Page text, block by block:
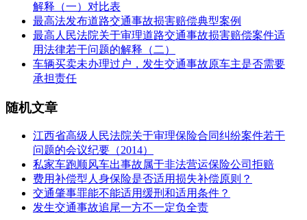
解释（一）对比表
最高法发布道路交通事故损害赔偿典型案例
最高人民法院关于审理道路交通事故损害赔偿案件适
用法律若干问题的解释（二）
车辆买卖未办理过户，发生交通事故原车主是否需要
承担责任
随机文章
江西省高级人民法院关于审理保险合同纠纷案件若干
问题的会议纪要（2014）
私家车跑顺风车出事故属于非法营运保险公司拒赔
费用补偿型人身保险是否适用损失补偿原则？
交通肇事罪能不能适用缓刑和适用条件？
发生交通事故追尾一方不一定负全责